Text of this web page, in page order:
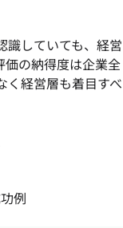
識していても、経営
価の納得度は企業全
く経営層も着目すべ
例